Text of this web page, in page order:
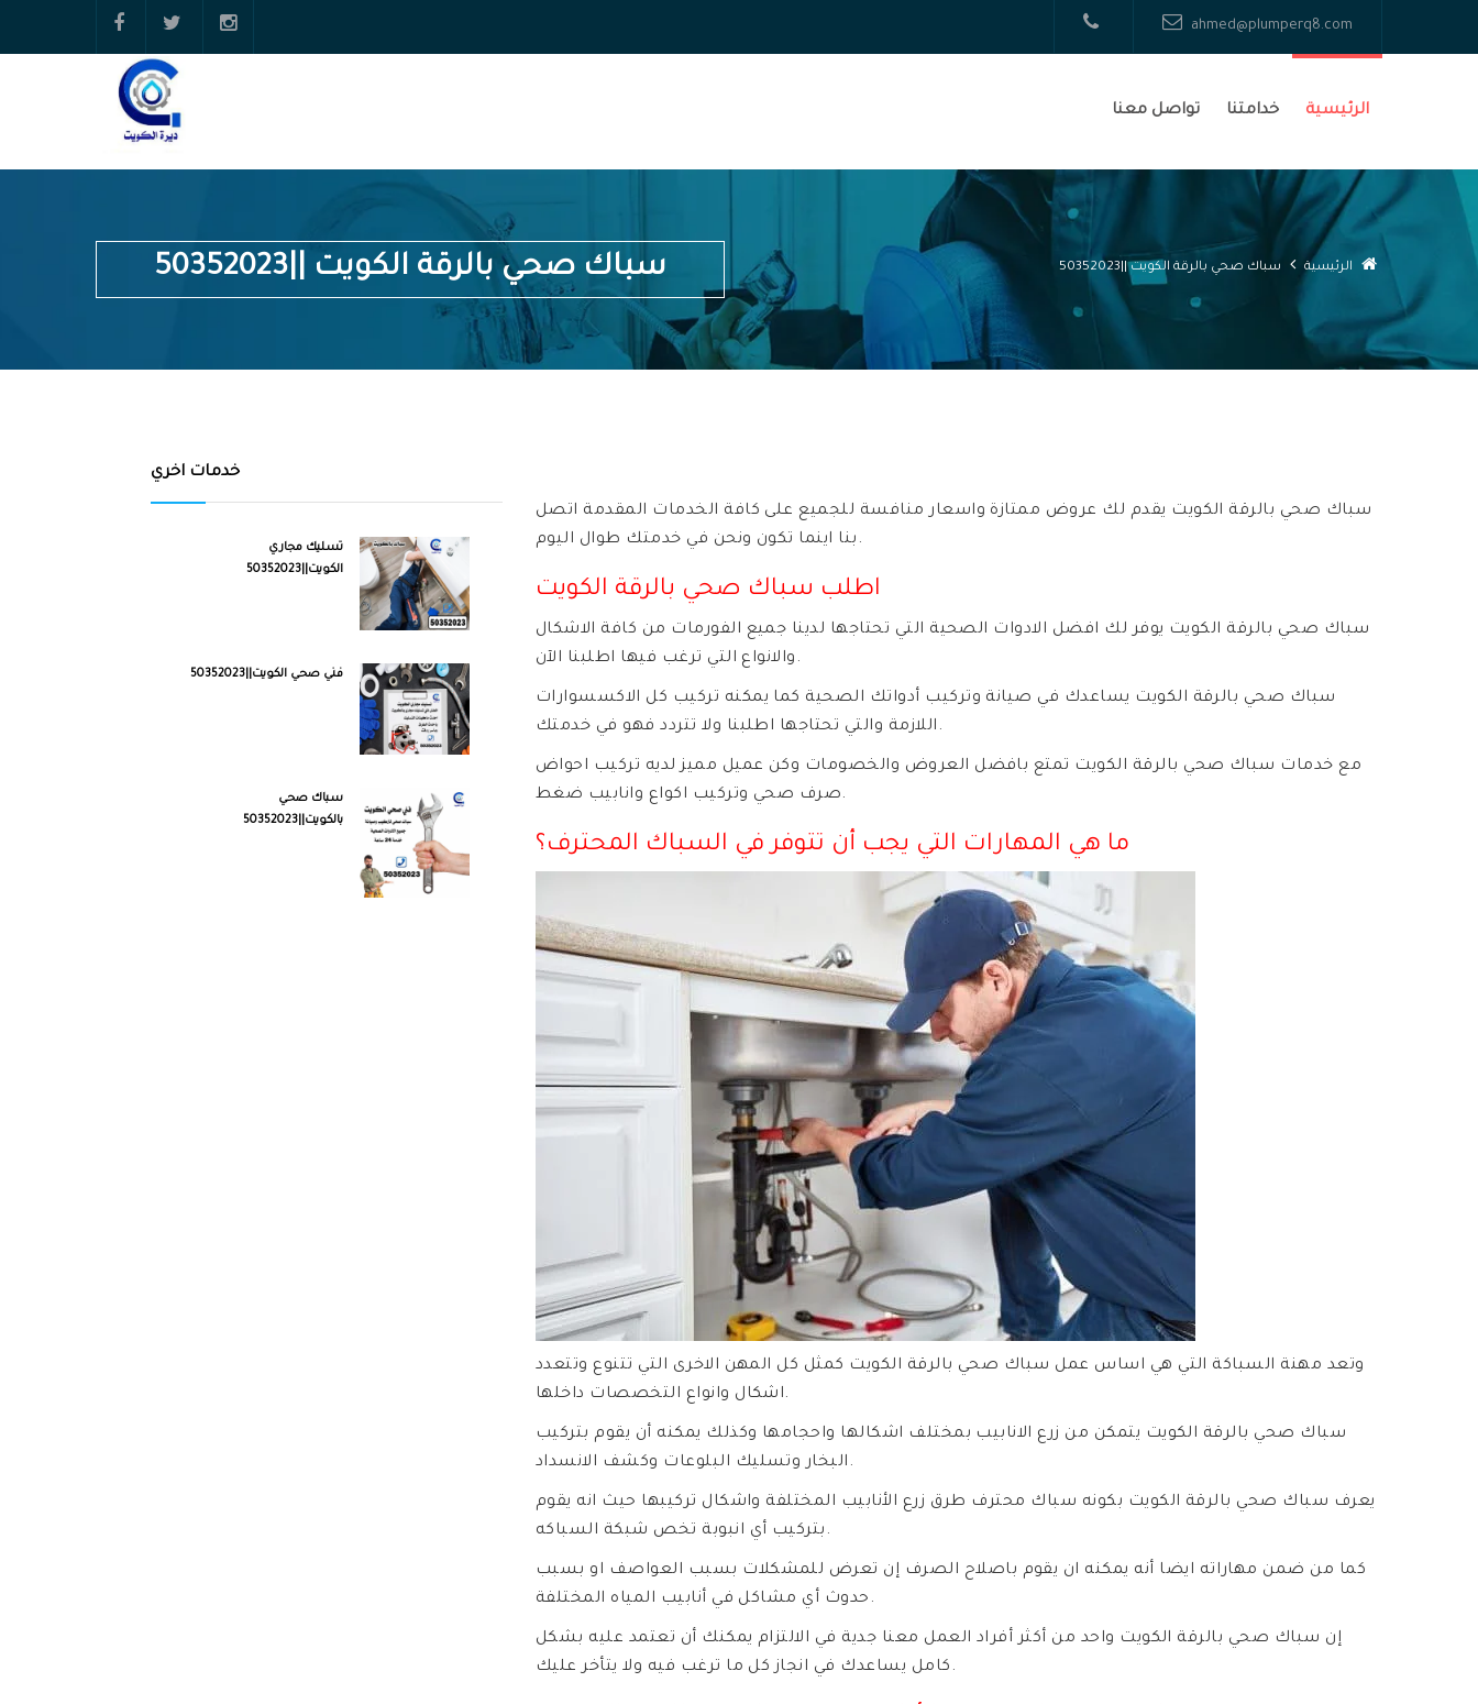
ahmed@plumperq8.com
الرئيسية خدامتنا تواصل معنا
سباك صحي بالرقة الكويت ||50352023 الرئيسية سباك صحي بالرقة الكويت ||50352023
خدمات اخري
تسليك مجاري
الكويت||50352023
فني صحي الكويت||50352023
سباك صحي
بالكويت||50352023
سباك صحي بالرقة الكويت يقدم لك عروض ممتازة واسعار منافسة للجميع على كافة الخدمات المقدمة اتصل
بنا اينما تكون ونحن في خدمتك طوال اليوم.
اطلب سباك صحي بالرقة الكويت
سباك صحي بالرقة الكويت يوفر لك افضل الادوات الصحية التي تحتاجها لدينا جميع الفورمات من كافة الاشكال
والانواع التي ترغب فيها اطلبنا الآن.
سباك صحي بالرقة الكويت يساعدك في صيانة وتركيب أدواتك الصحية كما يمكنه تركيب كل الاكسسوارات
اللازمة والتي تحتاجها اطلبنا ولا تتردد فهو في خدمتك.
مع خدمات سباك صحي بالرقة الكويت تمتع بافضل العروض والخصومات وكن عميل مميز لديه تركيب احواض
صرف صحي وتركيب اكواع وانابيب ضغط.
ما هي المهارات التي يجب أن تتوفر في السباك المحترف؟
وتعد مهنة السباكة التي هي اساس عمل سباك صحي بالرقة الكويت كمثل كل المهن الاخرى التي تتنوع وتتعدد
اشكال وانواع التخصصات داخلها.
سباك صحي بالرقة الكويت يتمكن من زرع الانابيب بمختلف اشكالها واحجامها وكذلك يمكنه أن يقوم بتركيب
البخار وتسليك البلوعات وكشف الانسداد.
يعرف سباك صحي بالرقة الكويت بكونه سباك محترف طرق زرع الأنابيب المختلفة واشكال تركيبها حيث انه يقوم
بتركيب أي انبوبة تخص شبكة السباكه.
كما من ضمن مهاراته ايضا أنه يمكنه ان يقوم باصلاح الصرف إن تعرض للمشكلات بسبب العواصف او بسبب
حدوث أي مشاكل في أنابيب المياه المختلفة.
إن سباك صحي بالرقة الكويت واحد من أكثر أفراد العمل معنا جدية في الالتزام يمكنك أن تعتمد عليه بشكل
كامل يساعدك في انجاز كل ما ترغب فيه ولا يتأخر عليك.